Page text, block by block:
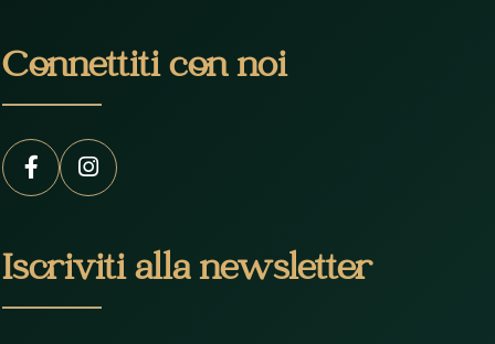
Connettiti con noi
Iscriviti alla newsletter